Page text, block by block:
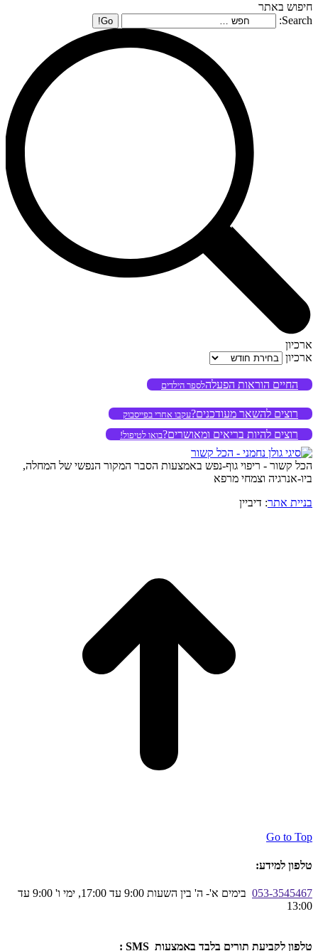
חיפוש באתר
Search:
ארכיון
ארכיון
החיים הוראות הפעלהלספר הילדים
רוצים להשאר מעודכנים?עקבו אחרי בפייסבוק
רוצים להיות בריאים ומאושרים?בואו לטיפול!
הכל קשור - ריפוי גוף-נפש באמצעות הסבר המקור הנפשי של המחלה,
ביו-אנרגיה וצמחי מרפא
בניית אתר: דיביין
Go to Top
טלפון למידע:
053-3545467
בימים א'- ה' בין השעות 9:00 עד 17:00, ימי ו' 9:00 עד
13:00
טלפון לקביעת תורים בלבד באמצעות SMS :